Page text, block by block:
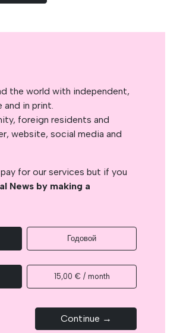
the world with independent,
in print.
foreign residents and
website, social media and
for our services but if you
News by making a
Годовой
15,00 € / month
Continue →